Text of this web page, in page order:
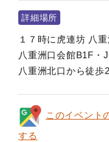
詳細場所
１７時に虎連坊 八
八重洲口会館B1F・
八重洲北口から徒歩
このイベント
する